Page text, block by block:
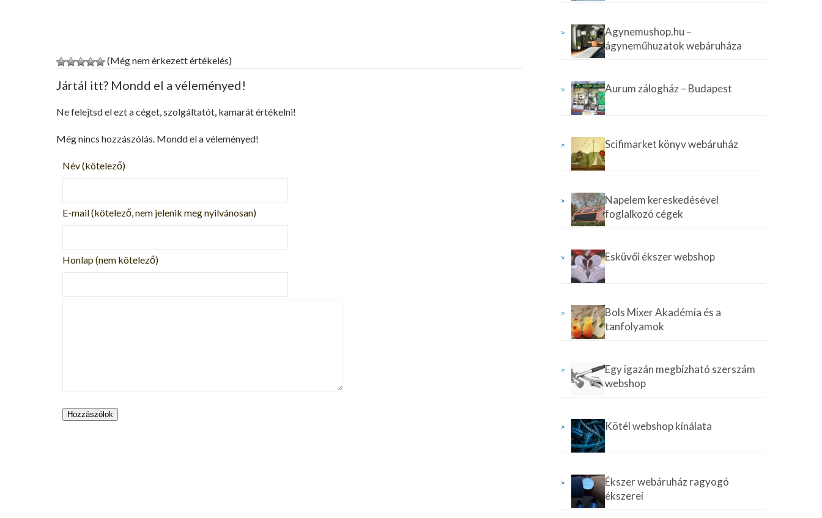
(Még nem érkezett értékelés)
Jártál itt? Mondd el a véleményed!
Ne felejtsd el ezt a céget, szolgáltatót, kamarát értékelni!
Még nincs hozzászólás. Mondd el a véleményed!
Név(kötelező)
E-mail(kötelező, nem jelenik meg nyilvánosan)
Honlap (nem kötelező)
Agynemushop.hu –
ágyneműhuzatok webáruháza
Aurum zálogház – Budapest
Scifimarket könyv webáruház
Napelem kereskedésével
foglalkozó cégek
Esküvői ékszer webshop
Bols Mixer Akadémia és a
tanfolyamok
Egy igazán megbízható szerszám
webshop
Kötél webshop kínálata
Ékszer webáruház ragyogó
ékszerei